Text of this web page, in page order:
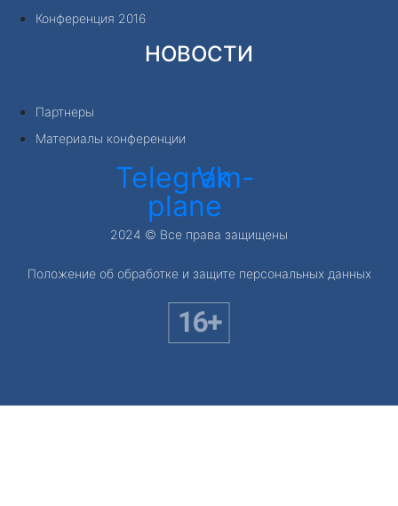
Конференция 2016
НОВОСТИ
Партнеры
Материалы конференции
Telegram-
plane
Vk
2024 © Все права защищены
Положение об обработке и защите персональных данных